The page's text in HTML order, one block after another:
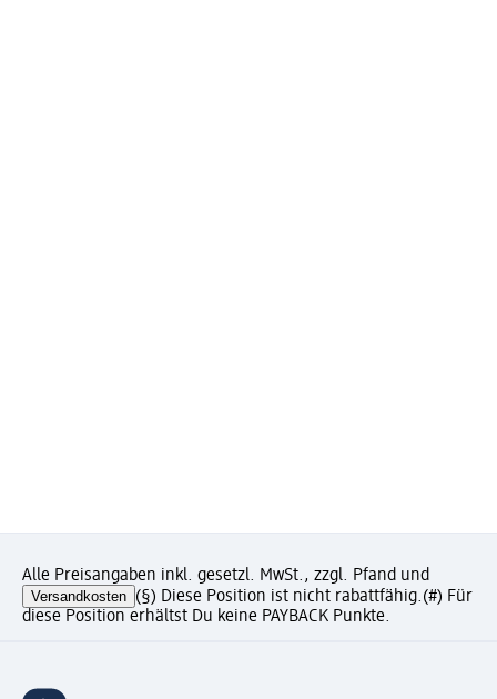
Alle Preisangaben inkl. gesetzl. MwSt., zzgl. Pfand und
Versandkosten (§) Diese Position ist nicht rabattfähig.(#) Für
diese Position erhältst Du keine PAYBACK Punkte.